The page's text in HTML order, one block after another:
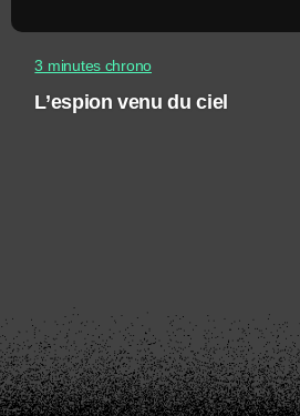
3 minutes chrono
L’espion venu du ciel